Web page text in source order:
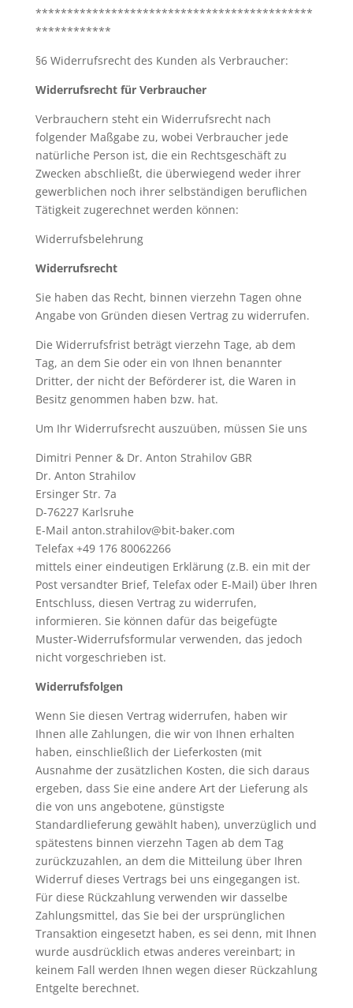
********************************************
************
§6 Widerrufsrecht des Kunden als Verbraucher:
Widerrufsrecht für Verbraucher
Verbrauchern steht ein Widerrufsrecht nach
folgender Maßgabe zu, wobei Verbraucher jede
natürliche Person ist, die ein Rechtsgeschäft zu
Zwecken abschließt, die überwiegend weder ihrer
gewerblichen noch ihrer selbständigen beruflichen
Tätigkeit zugerechnet werden können:
Widerrufsbelehrung
Widerrufsrecht
Sie haben das Recht, binnen vierzehn Tagen ohne
Angabe von Gründen diesen Vertrag zu widerrufen.
Die Widerrufsfrist beträgt vierzehn Tage, ab dem
Tag, an dem Sie oder ein von Ihnen benannter
Dritter, der nicht der Beförderer ist, die Waren in
Besitz genommen haben bzw. hat.
Um Ihr Widerrufsrecht auszuüben, müssen Sie uns
Dimitri Penner & Dr. Anton Strahilov GBR
Dr. Anton Strahilov
Ersinger Str. 7a
D-76227 Karlsruhe
E-Mail anton.strahilov@bit-baker.com
Telefax +49 176 80062266
mittels einer eindeutigen Erklärung (z.B. ein mit der
Post versandter Brief, Telefax oder E-Mail) über Ihren
Entschluss, diesen Vertrag zu widerrufen,
informieren. Sie können dafür das beigefügte
Muster-Widerrufsformular verwenden, das jedoch
nicht vorgeschrieben ist.
Widerrufsfolgen
Wenn Sie diesen Vertrag widerrufen, haben wir
Ihnen alle Zahlungen, die wir von Ihnen erhalten
haben, einschließlich der Lieferkosten (mit
Ausnahme der zusätzlichen Kosten, die sich daraus
ergeben, dass Sie eine andere Art der Lieferung als
die von uns angebotene, günstigste
Standardlieferung gewählt haben), unverzüglich und
spätestens binnen vierzehn Tagen ab dem Tag
zurückzuzahlen, an dem die Mitteilung über Ihren
Widerruf dieses Vertrags bei uns eingegangen ist.
Für diese Rückzahlung verwenden wir dasselbe
Zahlungsmittel, das Sie bei der ursprünglichen
Transaktion eingesetzt haben, es sei denn, mit Ihnen
wurde ausdrücklich etwas anderes vereinbart; in
keinem Fall werden Ihnen wegen dieser Rückzahlung
Entgelte berechnet.